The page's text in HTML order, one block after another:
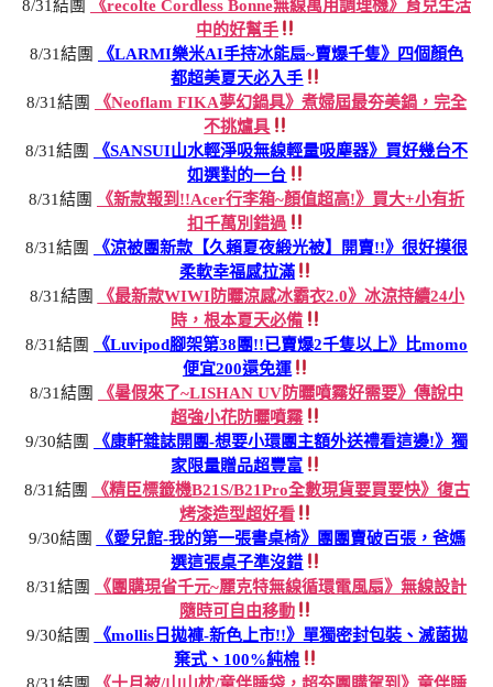
8/31結團
《recolte Cordless Bonne無線萬用調理機》育兒生活
中的好幫手
8/31結團
《LARMI樂米AI手持冰能扇~賣爆千隻》四個顏色
都超美夏天必入手
8/31結團
《Neoflam FIKA夢幻鍋具》煮婦屆最夯美鍋，完全
不挑爐具
8/31結團
《SANSUI山水輕淨吸無線輕量吸塵器》買好幾台不
如選對的一台
8/31結團
《新款報到!!Acer行李箱~顏值超高!》買大+小有折
扣千萬別錯過
8/31結團
《涼被團新款【久賴夏夜緞光被】開賣!!》很好摸很
柔軟幸福感拉滿
8/31結團
《最新款WIWI防曬涼感冰霸衣2.0》冰涼持續24小
時，根本夏天必備
8/31結團
《Luvipod腳架第38團!!已賣爆2千隻以上》比momo
便宜200還免運
8/31結團
《暑假來了~LISHAN UV防曬噴霧好需要》傳說中
超強小花防曬噴霧
9/30結團
《康軒雜誌開團-想要小環團主額外送禮看這邊!》獨
家限量贈品超豐富
8/31結團
《精臣標籤機B21S/B21Pro全數現貨要買要快》復古
烤漆造型超好看
9/30結團
《愛兒館-我的第一張書桌椅》團團賣破百張，爸媽
選這張桌子準沒錯
8/31結團
《團購現省千元~麗克特無線循環電風扇》無線設計
隨時可自由移動
9/30結團
《mollis日拋褲-新色上市!!》單獨密封包裝、滅菌拋
棄式、100%純棉